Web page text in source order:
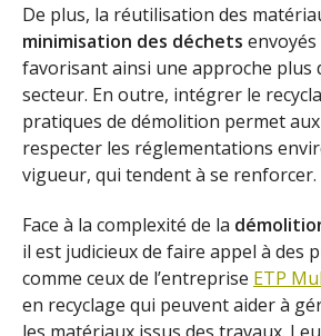
De plus, la réutilisation des
minimisation des déchets
favorisant ainsi une approche plus
secteur. En outre, intégrer le
pratiques de démolition permet
respecter les réglementations
vigueur, qui tendent à se renforcer.
Face à la complexité de la
il est judicieux de faire appel à des
comme ceux de l’entreprise ETP
en recyclage qui peuvent aider à
les matériaux issus des travaux.